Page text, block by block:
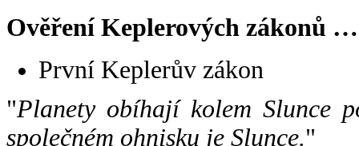
Ověření Keplerových zákonů …
První Keplerův zákon
"Planety obíhají kolem Slunce
společném ohnisku je Slunce."